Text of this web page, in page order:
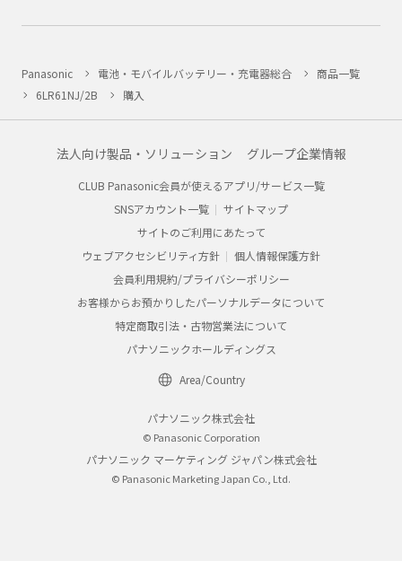
Panasonic 電池・モバイルバッテリー・充電器総合
商品一覧
6LR61NJ/2B
購入
法人向け製品・ソリューション グループ企業情報
CLUB Panasonic会員が使えるアプリ/サービス一覧
SNSアカウント一覧
サイトマップ
サイトのご利用にあたって
ウェブアクセシビリティ方針
個人情報保護方針
会員利用規約/プライバシーポリシー
お客様からお預かりしたパーソナルデータについて
特定商取引法・古物営業法について
パナソニックホールディングス
Area/Country
パナソニック株式会社
© Panasonic Corporation
パナソニック マーケティング ジャパン株式会社
© Panasonic Marketing Japan Co., Ltd.